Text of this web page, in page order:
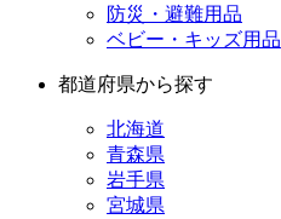
防災・避難用品
ベビー・キッズ用品
都道府県から探す
北海道
青森県
岩手県
宮城県